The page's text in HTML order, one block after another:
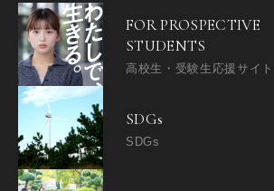
FOR PROSPECTIVE
STUDENTS
高校生・受験生応援サイト
SDGs
SDGs